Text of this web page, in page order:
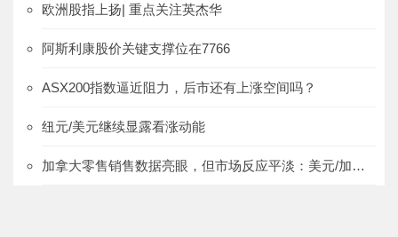
欧洲股指上扬| 重点关注英杰华
阿斯利康股价关键支撑位在7766
ASX200指数逼近阻力，后市还有上涨空间吗？
纽元/美元继续显露看涨动能
加拿大零售销售数据亮眼，但市场反应平淡：美元/加元，WTI